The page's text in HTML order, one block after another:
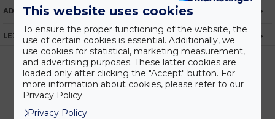
ADATOK
LEÍRÁS
This website uses cookies
To ensure the proper functioning of the website, the
use of certain cookies is essential. Additionally, we
use cookies for statistical, marketing measurement,
and advertising purposes. These latter cookies are
loaded only after clicking the "Accept" button. For
more information about cookies, please refer to our
Privacy Policy.
Privacy Policy